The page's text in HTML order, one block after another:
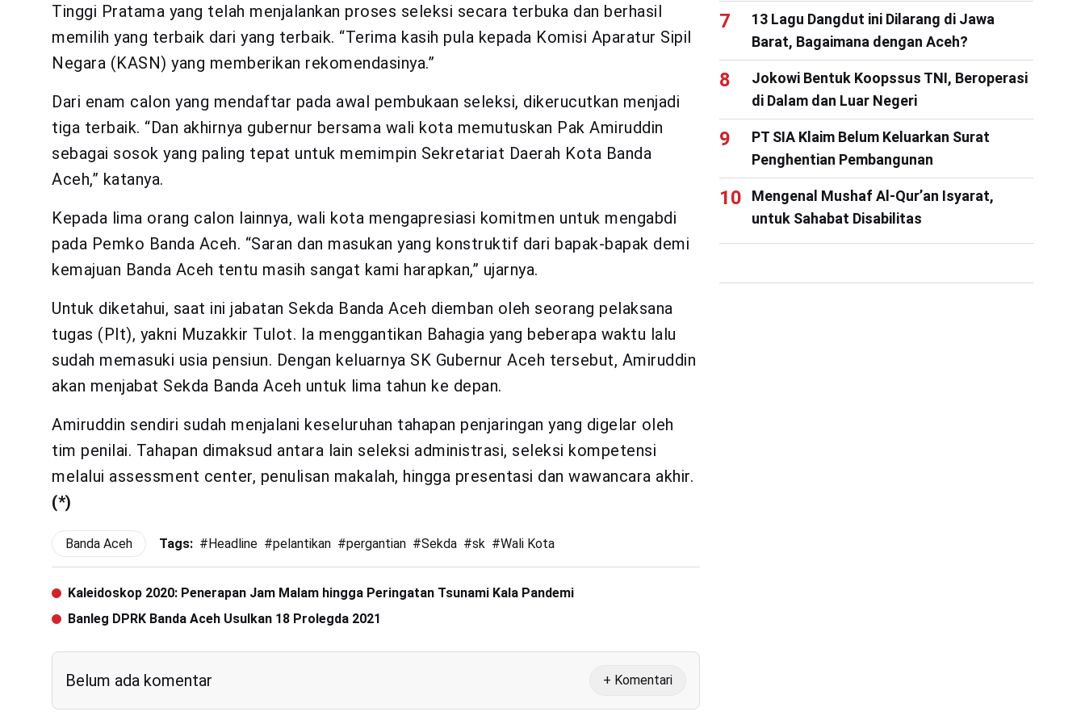
Tinggi Pratama yang telah menjalankan proses seleksi secara terbuka dan berhasil
memilih yang terbaik dari yang terbaik. “Terima kasih pula kepada Komisi Aparatur Sipil
Negara (KASN) yang memberikan rekomendasinya.”
Dari enam calon yang mendaftar pada awal pembukaan seleksi, dikerucutkan menjadi
tiga terbaik. “Dan akhirnya gubernur bersama wali kota memutuskan Pak Amiruddin
sebagai sosok yang paling tepat untuk memimpin Sekretariat Daerah Kota Banda
Aceh,” katanya.
Kepada lima orang calon lainnya, wali kota mengapresiasi komitmen untuk mengabdi
pada Pemko Banda Aceh. “Saran dan masukan yang konstruktif dari bapak-bapak demi
kemajuan Banda Aceh tentu masih sangat kami harapkan,” ujarnya.
Untuk diketahui, saat ini jabatan Sekda Banda Aceh diemban oleh seorang pelaksana
tugas (Plt), yakni Muzakkir Tulot. Ia menggantikan Bahagia yang beberapa waktu lalu
sudah memasuki usia pensiun. Dengan keluarnya SK Gubernur Aceh tersebut, Amiruddin
akan menjabat Sekda Banda Aceh untuk lima tahun ke depan.
Amiruddin sendiri sudah menjalani keseluruhan tahapan penjaringan yang digelar oleh
tim penilai. Tahapan dimaksud antara lain seleksi administrasi, seleksi kompetensi
melalui assessment center, penulisan makalah, hingga presentasi dan wawancara akhir.
(*)
Banda Aceh Tags: #Headline #pelantikan #pergantian #Sekda #sk #Wali Kota
Kaleidoskop 2020: Penerapan Jam Malam hingga Peringatan Tsunami Kala Pandemi
Banleg DPRK Banda Aceh Usulkan 18 Prolegda 2021
Belum ada komentar + Komentari
13 Lagu Dangdut ini Dilarang di Jawa
Barat, Bagaimana dengan Aceh?
Jokowi Bentuk Koopssus TNI, Beroperasi
di Dalam dan Luar Negeri
PT SIA Klaim Belum Keluarkan Surat
Penghentian Pembangunan
Mengenal Mushaf Al-Qur’an Isyarat,
untuk Sahabat Disabilitas